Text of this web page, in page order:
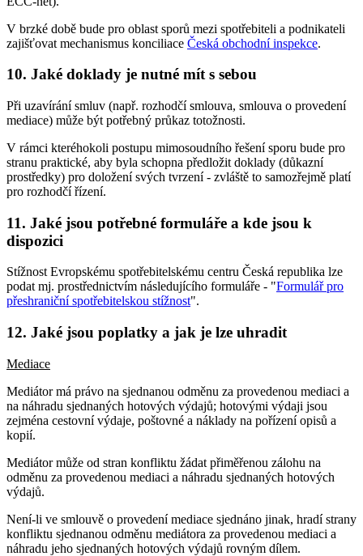
V brzké době bude pro oblast sporů mezi spotřebiteli a podnikateli
zajišťovat mechanismus konciliace Česká obchodní inspekce.
10. Jaké doklady je nutné mít s sebou
Při uzavírání smluv (např. rozhodčí smlouva, smlouva o provedení
mediace) může být potřebný průkaz totožnosti.
V rámci kteréhokoli postupu mimosoudního řešení sporu bude pro
stranu praktické, aby byla schopna předložit doklady (důkazní
prostředky) pro doložení svých tvrzení - zvláště to samozřejmě platí
pro rozhodčí řízení.
11. Jaké jsou potřebné formuláře a kde jsou k
dispozici
Stížnost Evropskému spotřebitelskému centru Česká republika lze
podat mj. prostřednictvím následujícího formuláře - "Formulář pro
přeshraniční spotřebitelskou stížnost".
12. Jaké jsou poplatky a jak je lze uhradit
Mediace
Mediátor má právo na sjednanou odměnu za provedenou mediaci a
na náhradu sjednaných hotových výdajů; hotovými výdaji jsou
zejména cestovní výdaje, poštovné a náklady na pořízení opisů a
kopií.
Mediátor může od stran konfliktu žádat přiměřenou zálohu na
odměnu za provedenou mediaci a náhradu sjednaných hotových
výdajů.
Není-li ve smlouvě o provedení mediace sjednáno jinak, hradí strany
konfliktu sjednanou odměnu mediátora za provedenou mediaci a
náhradu jeho sjednaných hotových výdajů rovným dílem.